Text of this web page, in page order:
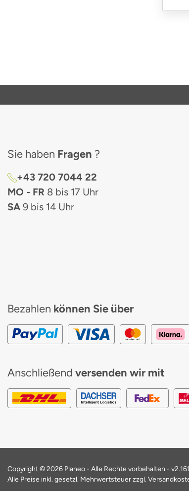
Sie haben Fragen ?
+43 720 7044 22
MO - FR 8 bis 17 Uhr
SA 9 bis 14 Uhr
Bezahlen können Sie über
Anschließend versenden wir mit
Copyright © 2026 Planeo - Alle Rechte vorbehalten -
Alle Preise inkl. gesetzl. Mehrwertsteuer zzgl.